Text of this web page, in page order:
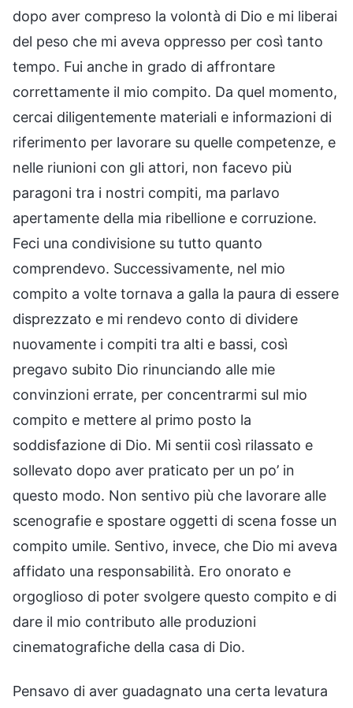
dopo aver compreso la volontà di Dio e mi liberai
del peso che mi aveva oppresso per così tanto
tempo. Fui anche in grado di affrontare
correttamente il mio compito. Da quel momento,
cercai diligentemente materiali e informazioni di
riferimento per lavorare su quelle competenze, e
nelle riunioni con gli attori, non facevo più
paragoni tra i nostri compiti, ma parlavo
apertamente della mia ribellione e corruzione.
Feci una condivisione su tutto quanto
comprendevo. Successivamente, nel mio
compito a volte tornava a galla la paura di essere
disprezzato e mi rendevo conto di dividere
nuovamente i compiti tra alti e bassi, così
pregavo subito Dio rinunciando alle mie
convinzioni errate, per concentrarmi sul mio
compito e mettere al primo posto la
soddisfazione di Dio. Mi sentii così rilassato e
sollevato dopo aver praticato per un po’ in
questo modo. Non sentivo più che lavorare alle
scenografie e spostare oggetti di scena fosse un
compito umile. Sentivo, invece, che Dio mi aveva
affidato una responsabilità. Ero onorato e
orgoglioso di poter svolgere questo compito e di
dare il mio contributo alle produzioni
cinematografiche della casa di Dio.
Pensavo di aver guadagnato una certa levatura